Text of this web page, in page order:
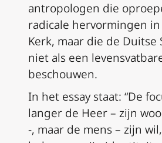
antropologen die
radicale hervormingen
Kerk, maar die de Duitse
niet als een
beschouwen.
In het essay staat: “De
langer de Heer – zijn
-, maar de mens – zijn